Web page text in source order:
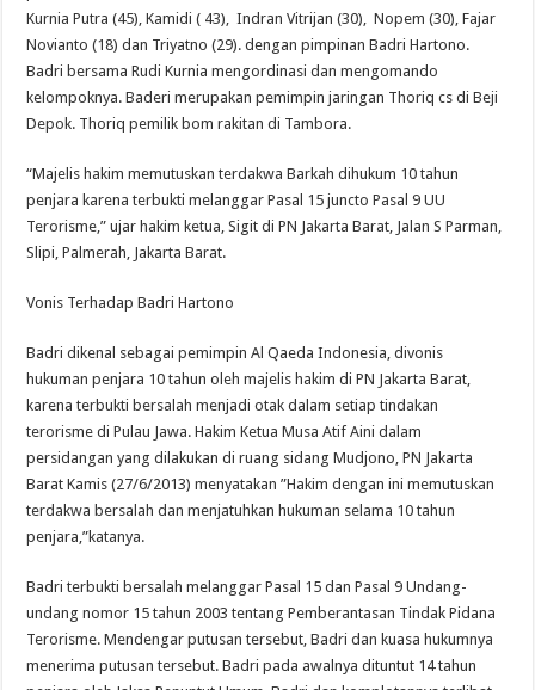
Kurnia Putra (45), Kamidi ( 43), Indran Vitrijan (30), Nopem (30), Fajar
Novianto (18) dan Triyatno (29). dengan pimpinan Badri Hartono.
Badri bersama Rudi Kurnia mengordinasi dan mengomando
kelompoknya. Baderi merupakan pemimpin jaringan Thoriq cs di Beji
Depok. Thoriq pemilik bom rakitan di Tambora.
“Majelis hakim memutuskan terdakwa Barkah dihukum 10 tahun
penjara karena terbukti melanggar Pasal 15 juncto Pasal 9 UU
Terorisme,” ujar hakim ketua, Sigit di PN Jakarta Barat, Jalan S Parman,
Slipi, Palmerah, Jakarta Barat.
Vonis Terhadap Badri Hartono
Badri dikenal sebagai pemimpin Al Qaeda Indonesia, divonis
hukuman penjara 10 tahun oleh majelis hakim di PN Jakarta Barat,
karena terbukti bersalah menjadi otak dalam setiap tindakan
terorisme di Pulau Jawa. Hakim Ketua Musa Atif Aini dalam
persidangan yang dilakukan di ruang sidang Mudjono, PN Jakarta
Barat Kamis (27/6/2013) menyatakan ”Hakim dengan ini memutuskan
terdakwa bersalah dan menjatuhkan hukuman selama 10 tahun
penjara,”katanya.
Badri terbukti bersalah melanggar Pasal 15 dan Pasal 9 Undang-
undang nomor 15 tahun 2003 tentang Pemberantasan Tindak Pidana
Terorisme. Mendengar putusan tersebut, Badri dan kuasa hukumnya
menerima putusan tersebut. Badri pada awalnya dituntut 14 tahun